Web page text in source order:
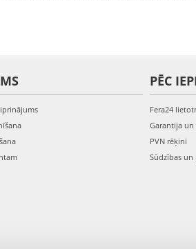
PĒC
Fera24
Garantija un
PVN rēķini
Sūdzības un